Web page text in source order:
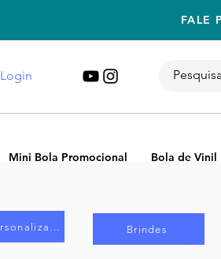
Mini Bola Promocional Bola de Vinil
Login
FALE
bolas personalizadas Brindes